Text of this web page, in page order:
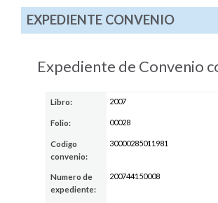
EXPEDIENTE CONVENIO
Expediente de Convenio
Libro: 2007
Folio: 00028
Codigo
convenio:
30000285011981
Numero de
expediente:
200744150008